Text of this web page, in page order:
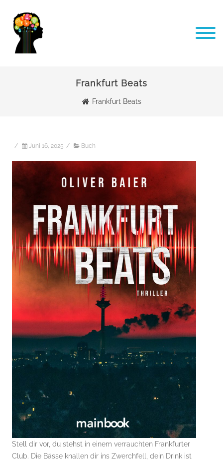
Frankfurt Beats
Frankfurt Beats
/ Juni 16, 2025 / Buch
Stell dir vor, du stehst in einem verrauchten Frankfurter
Club. Die Bässe knallen dir ins Zwerchfell, dein Drink ist